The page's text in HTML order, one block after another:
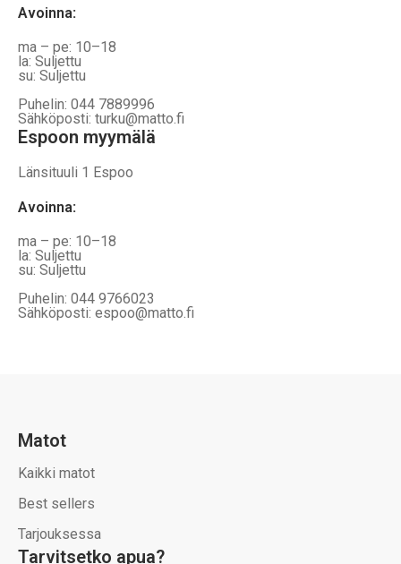
Avoinna:
ma – pe: 10–18
la: Suljettu
su: Suljettu
Puhelin: 044 7889996
Sähköposti: turku@matto.fi
Espoon myymälä
Länsituuli 1 Espoo
Avoinna:
ma – pe: 10–18
la: Suljettu
su: Suljettu
Puhelin: 044 9766023
Sähköposti: espoo@matto.fi
Matot
Kaikki matot
Best sellers
Tarjouksessa
Tarvitsetko apua?